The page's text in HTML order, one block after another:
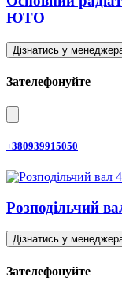
ЮТО
Дізнатись у
Зателефонуйте
+380939915050
Розподільчий
Дізнатись у
Зателефонуйте